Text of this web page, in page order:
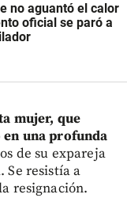
no aguantó el calor
oficial se paró a
mujer, que
en una profunda
de su expareja
Se resistía a
resignación.